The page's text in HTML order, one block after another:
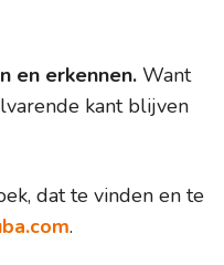
en erkennen. Want
kant blijven
dat te vinden en te
.